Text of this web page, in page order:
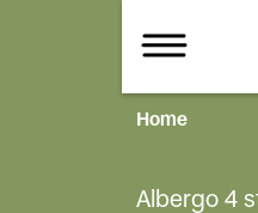
Home
Albergo 4